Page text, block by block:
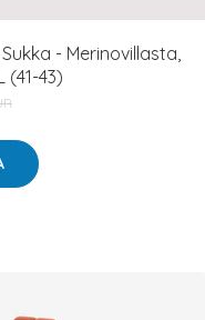
- Merinovillasta,
(41-43)